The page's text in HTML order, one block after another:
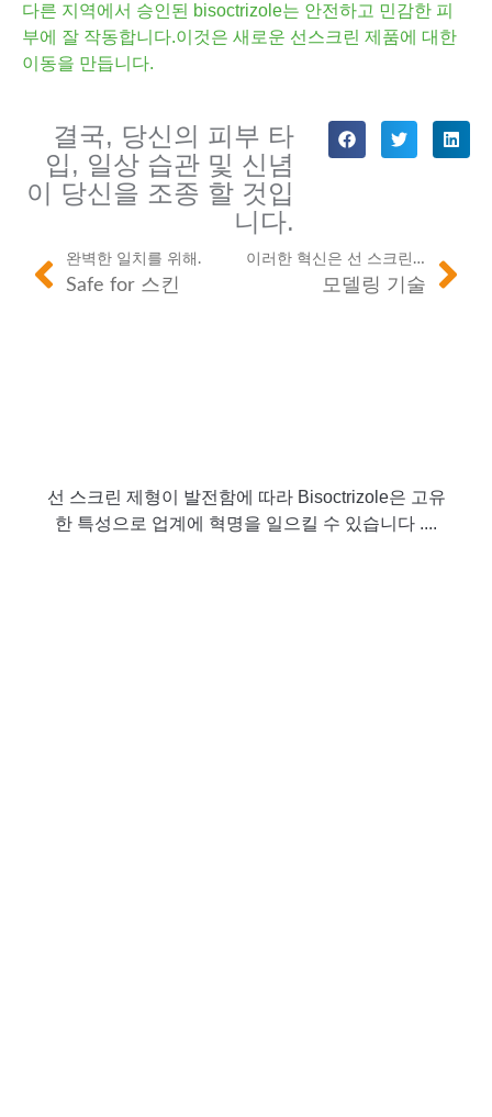
다른 지역에서 승인된 bisoctrizole는 안전하고 민감한 피
부에 잘 작동합니다.이것은 새로운 선스크린 제품에 대한
이동을 만듭니다.
결국, 당신의 피부 타
입, 일상 습관 및 신념
이 당신을 조종 할 것입
니다.
완벽한 일치를 위해.
Safe for 스킨
이러한 혁신은 선 스크린을 넘어 사용할 수 있습니까?
모델링 기술
선 스크린 제형이 발전함에 따라 Bisoctrizole은 고유
한 특성으로 업계에 혁명을 일으킬 수 있습니다 ....